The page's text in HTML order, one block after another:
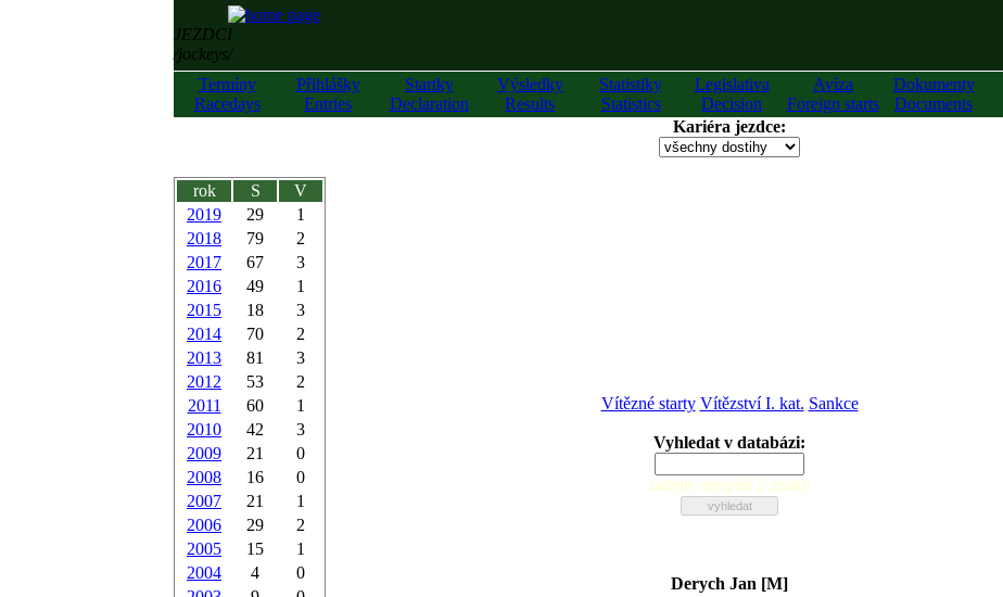
JEZDCI
/jockeys/
Termíny
Racedays
Přihlášky
Entries
Startky
Declaration
Výsledky
Results
Statistiky
Statistics
Legislativa
Decision
Avíza
Foreign starts
Dokumenty
Documents
Kariéra jezdce:
rok S
V
2019
29
1
2018
79
2
2017
67
3
2016
49
1
2015
18
3
2014
70
2
2013
81
3
2012
53
2
2011
60
1
2010
42
3
2009
21
0
2008
16
0
2007
21
1
2006
29
2
2005
15
1
2004
4
0
Vítězné starty Vítězství I. kat. Sankce
Vyhledat v databázi:
zadejte alespoň 2 znaky
Derych Jan [M]